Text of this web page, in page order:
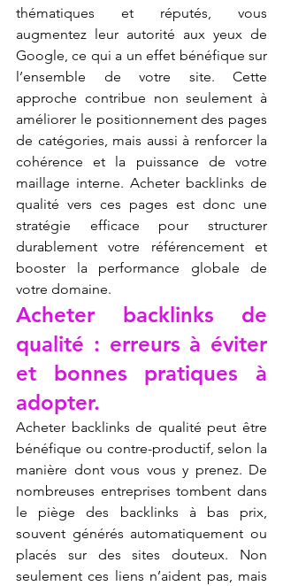
thématiques et réputés, vous
augmentez leur autorité aux yeux de
Google, ce qui a un effet bénéfique sur
l’ensemble de votre site. Cette
approche contribue non seulement à
améliorer le positionnement des pages
de catégories, mais aussi à renforcer la
cohérence et la puissance de votre
maillage interne. Acheter backlinks de
qualité vers ces pages est donc une
stratégie efficace pour structurer
durablement votre référencement et
booster la performance globale de
votre domaine.
Acheter backlinks de
qualité : erreurs à éviter
et bonnes pratiques à
adopter.
Acheter backlinks de qualité peut être
bénéfique ou contre-productif, selon la
manière dont vous vous y prenez. De
nombreuses entreprises tombent dans
le piège des backlinks à bas prix,
souvent générés automatiquement ou
placés sur des sites douteux. Non
seulement ces liens n’aident pas, mais